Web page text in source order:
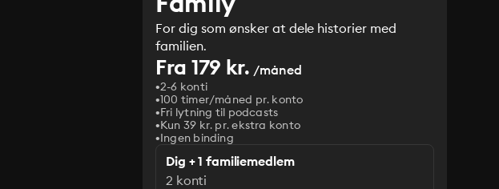
For dig som ønsker at dele historier med
familien.
Fra 179 kr. /måned
2-6 konti
100 timer/måned pr. konto
Fri lytning til podcasts
Kun 39 kr. pr. ekstra konto
Ingen binding
Dig + 1 familiemedlem
2 konti